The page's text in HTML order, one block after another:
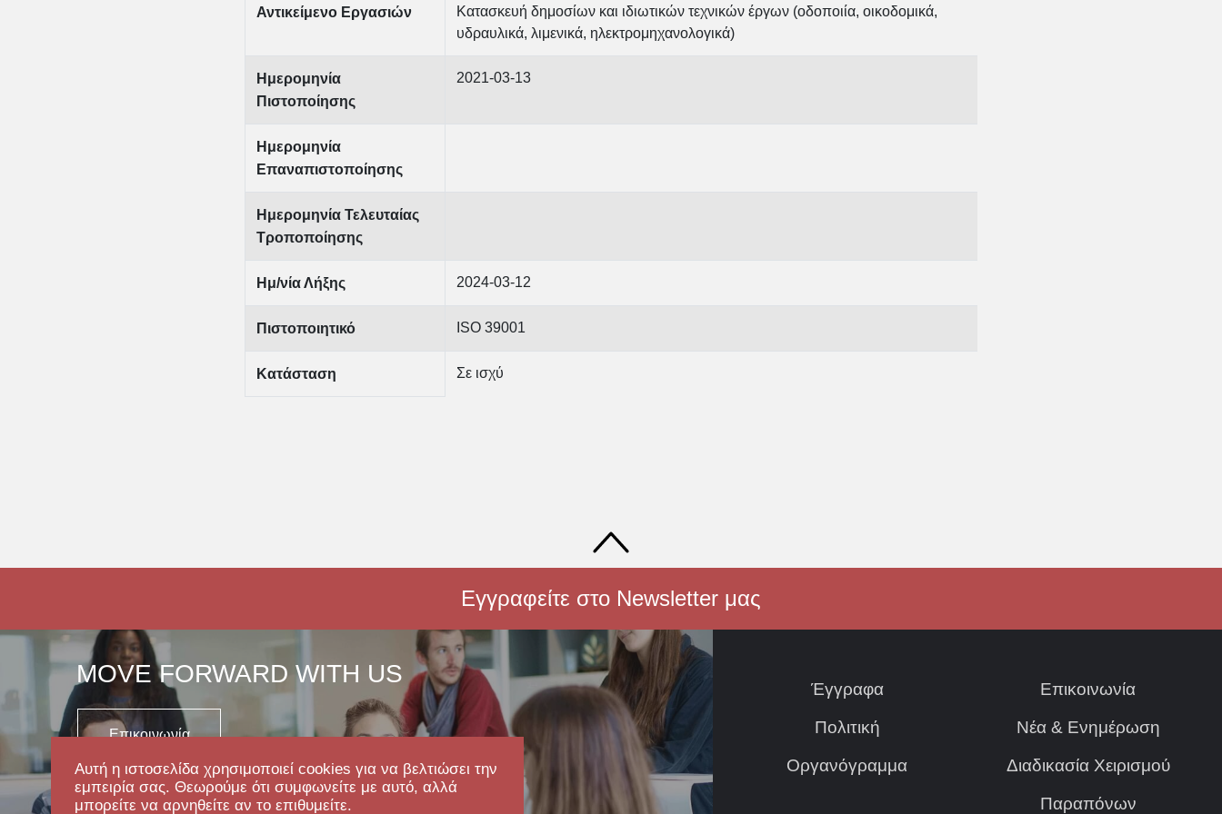
Αυτή η ιστοσελίδα χρησιμοποιεί cookies για να βελτιώσει την
εμπειρία σας. Θεωρούμε ότι συμφωνείτε με αυτό, αλλά
μπορείτε να αρνηθείτε αν το επιθυμείτε.
Αντικείμενο Εργασιών
Κατασκευή δημοσίων και ιδιωτικών τεχνικών έργων (οδοποιία, οικοδομικά,
υδραυλικά, λιμενικά, ηλεκτρομηχανολογικά)
Ημερομηνία
Πιστοποίησης
2021-03-13
Ημερομηνία
Επαναπιστοποίησης
Ημερομηνία Τελευταίας
Τροποποίησης
Ημ/νία Λήξης 2024-03-12
Πιστοποιητικό ISO 39001
Κατάσταση Σε ισχύ
Εγγραφείτε στο Newsletter μας
MOVE FORWARD WITH US
Επικοινωνία
Έγγραφα
Πολιτική
Οργανόγραμμα
Επικοινωνία
Νέα & Ενημέρωση
Διαδικασία Χειρισμού
Παραπόνων